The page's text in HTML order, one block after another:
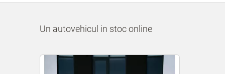
Un autovehicul in stoc online